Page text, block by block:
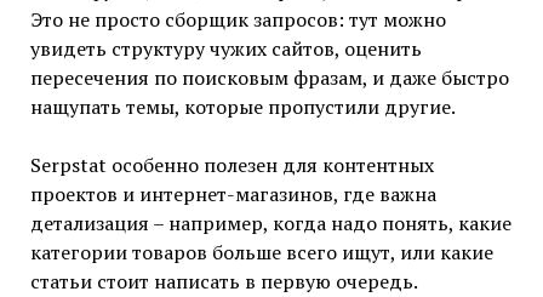
Это не просто сборщик запросов: тут можно
увидеть структуру чужих сайтов, оценить
пересечения по поисковым фразам, и даже быстро
нащупать темы, которые пропустили другие.
Serpstat особенно полезен для контентных
проектов и интернет-магазинов, где важна
детализация – например, когда надо понять, какие
категории товаров больше всего ищут, или какие
статьи стоит написать в первую очередь.